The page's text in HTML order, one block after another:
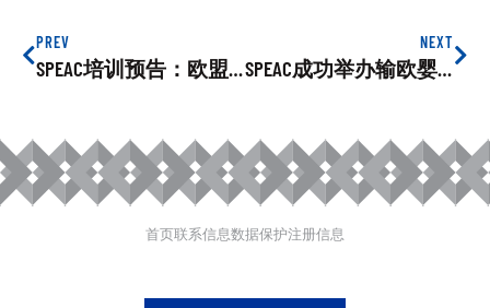
PREV
SPEAC培训预告：欧盟产品安全市场监管体系及企业实践培训会，2021年10月20日
NEXT
SPEAC成功举办输欧婴童用品安全风险管理培训
首页联系信息数据保护注册信息